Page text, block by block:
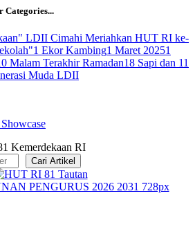
Categories...
LDII Cimahi Meriahkan HUT RI ke-
1 Ekor Kambing1 Maret 20251
Malam Terakhir Ramadan18 Sapi dan 11
Muda LDII
Kemerdekaan RI
Cari Artikel